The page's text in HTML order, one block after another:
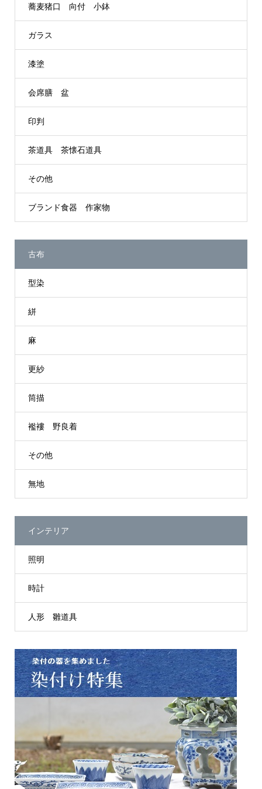
蕎麦猪口 向付 小鉢
ガラス
漆塗
会席膳 盆
印判
茶道具 茶懐石道具
その他
ブランド食器 作家物
古布
型染
絣
麻
更紗
筒描
襤褸 野良着
その他
無地
インテリア
照明
時計
人形 雛道具